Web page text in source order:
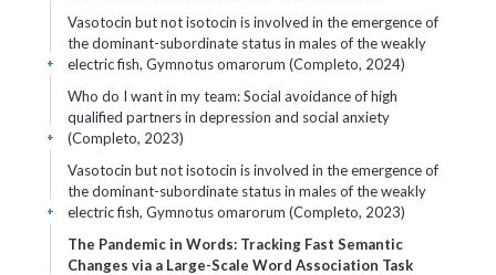
Vasotocin but not isotocin is involved in the emergence of
the dominant-subordinate status in males of the weakly
electric fish, Gymnotus omarorum (Completo, 2024)
+
Who do I want in my team: Social avoidance of high
qualified partners in depression and social anxiety
(Completo, 2023)
+
Vasotocin but not isotocin is involved in the emergence of
the dominant-subordinate status in males of the weakly
electric fish, Gymnotus omarorum (Completo, 2023)
+
The Pandemic in Words: Tracking Fast Semantic
Changes via a Large-Scale Word Association Task